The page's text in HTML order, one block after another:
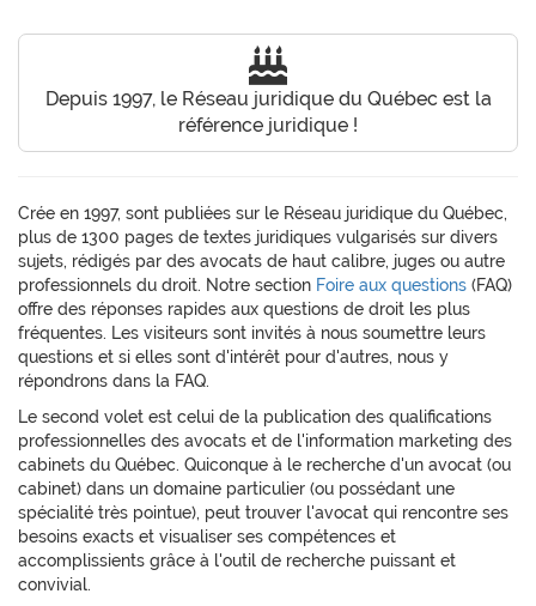
Depuis 1997, le Réseau juridique du Québec est la
référence juridique !
Crée en 1997, sont publiées sur le Réseau juridique du Québec,
plus de 1300 pages de textes juridiques vulgarisés sur divers
sujets, rédigés par des avocats de haut calibre, juges ou autre
professionnels du droit. Notre section Foire aux questions (FAQ)
offre des réponses rapides aux questions de droit les plus
fréquentes. Les visiteurs sont invités à nous soumettre leurs
questions et si elles sont d'intérêt pour d'autres, nous y
répondrons dans la FAQ.
Le second volet est celui de la publication des qualifications
professionnelles des avocats et de l'information marketing des
cabinets du Québec. Quiconque à le recherche d'un avocat (ou
cabinet) dans un domaine particulier (ou possédant une
spécialité très pointue), peut trouver l'avocat qui rencontre ses
besoins exacts et visualiser ses compétences et
accomplissients grâce à l'outil de recherche puissant et
convivial.